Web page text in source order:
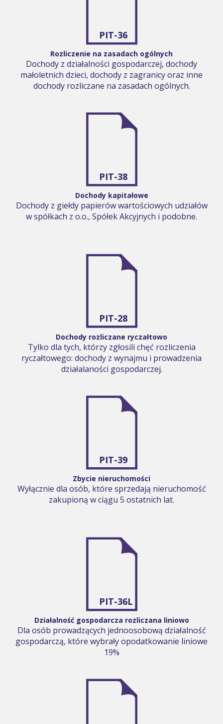
PIT-36
Rozliczenie na zasadach ogólnych
Dochody z działalności gospodarczej, dochody
małoletnich dzieci, dochody z zagranicy oraz inne
dochody rozliczane na zasadach ogólnych.
PIT-38
Dochody kapitałowe
Dochody z giełdy papierów wartościowych udziałów
w spółkach z o.o., Spółek Akcyjnych i podobne.
PIT-28
Dochody rozliczane ryczałtowo
Tylko dla tych, którzy zgłosili chęć rozliczenia
ryczałtowego: dochody z wynajmu i prowadzenia
działalaności gospodarczej.
PIT-39
Zbycie nieruchomości
Wyłącznie dla osób, które sprzedają nieruchomość
zakupioną w ciągu 5 ostatnich lat.
PIT-36L
Działalność gospodarcza rozliczana liniowo
Dla osób prowadzących jednoosobową działalność
gospodarczą, które wybrały opodatkowanie liniowe
19%